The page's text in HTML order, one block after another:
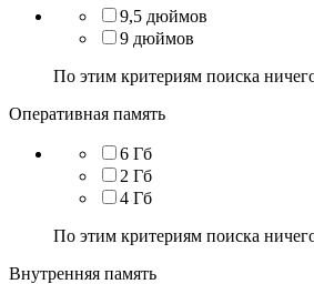
9,5 дюймов
9 дюймов
По этим критериям поиска
Оперативная память
6 Гб
2 Гб
4 Гб
По этим критериям поиска
Внутренняя память